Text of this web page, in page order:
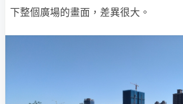
下整個廣場的畫面，差異很大。